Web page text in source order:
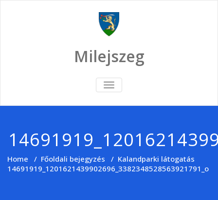
Milejszeg
TOGGLE
NAVIGATION
Home / Főoldali bejegyzés / Kalandparki látogatás
14691919_1201621439902696_3382348528563921791_o